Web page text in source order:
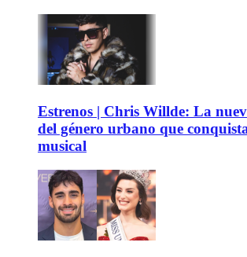
Estrenos | Chris Willde: La
del género urbano que
musical